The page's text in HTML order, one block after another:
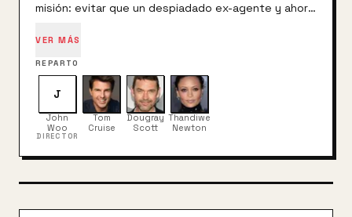
misión: evitar que un despiadado ex-agente y ahora
que podría soltar sobre Australia causando millones
de víctimas. Para evitarlo, contará otra vez con la
inestimable ayuda del genio informático Luther
Stickell, del experto conductor Billy Baird y de la
presencia de la sensual y exótica ladrona
internacional Nhye, que en el pasado mantuvo una
siente atraída por Hunt.
VER MÁS
REPARTO
J
John
Woo
DIRECTOR
Tom
Cruise
Dougray
Scott
Thandiwe
Newton